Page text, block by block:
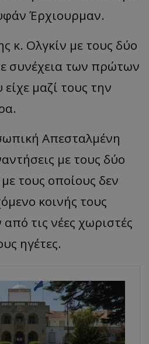
Έρχιουρμαν.
κ. Ολγκίν με τους δύο
συνέχεια των πρώτων
μαζί τους την
Απεσταλμένη
με τους δύο
τους οποίους δεν
κοινής τους
τις νέες χωριστές
ηγέτες.